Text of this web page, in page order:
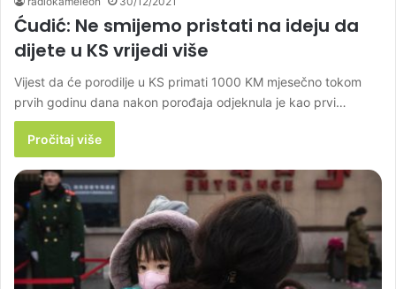
Ćudić: Ne smijemo pristati na ideju da
dijete u KS vrijedi više
Vijest da će porodilje u KS primati 1000 KM mjesečno tokom
prvih godinu dana nakon porođaja odjeknula je kao prvi…
Pročitaj više